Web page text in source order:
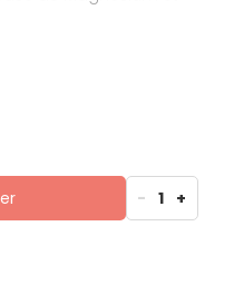
- 1 +